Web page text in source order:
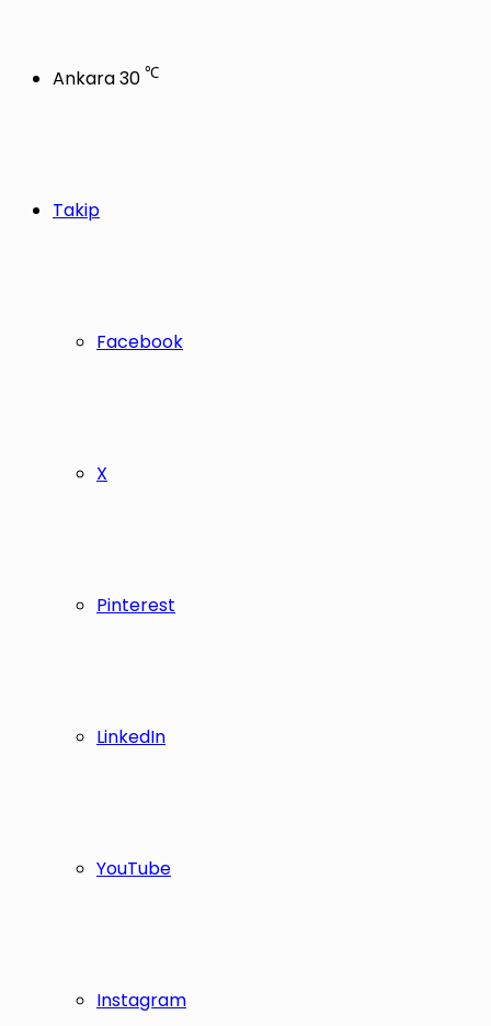
Ankara30 ℃
Takip
Facebook
X
Pinterest
LinkedIn
YouTube
Instagram